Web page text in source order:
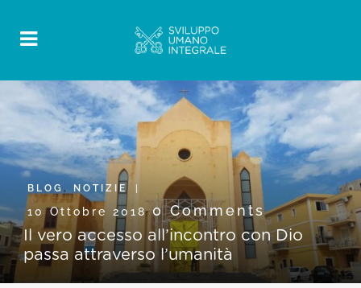
BLOG , NOTIZIE
10 Ottobre 20180 Comments
Il vero accesso all’incontro con Dio
passa attraverso l’umanità